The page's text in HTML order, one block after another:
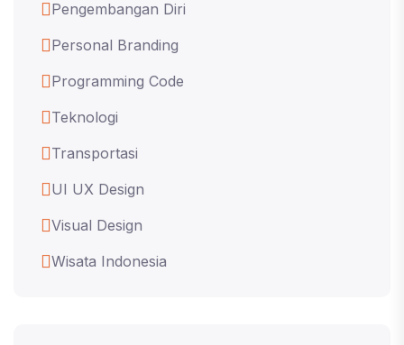
Pengembangan Diri
Personal Branding
Programming Code
Teknologi
Transportasi
UI UX Design
Visual Design
Wisata Indonesia